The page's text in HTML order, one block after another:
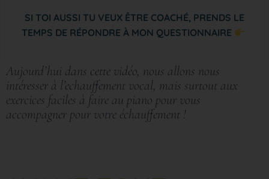
SI TOI AUSSI TU VEUX ÊTRE COACHÉ, PRENDS LE
TEMPS DE RÉPONDRE À MON QUESTIONNAIRE
Aujourd’hui dans cette vidéo, nous allons nous
intéresser à l’echauffement vocal, mais surtout aux
exercices faciles à faire au piano pour vous
accompagner pour votre échauffement !